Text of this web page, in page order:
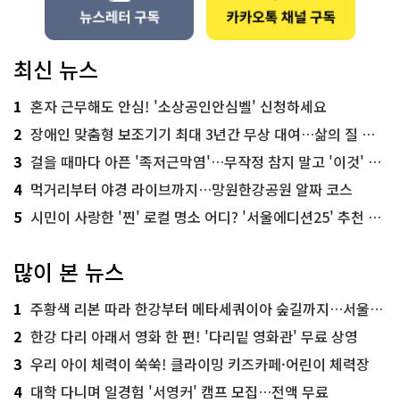
최신 뉴스
1 혼자 근무해도 안심! '소상공인안심벨' 신청하세요
2 장애인 맞춤형 보조기기 최대 3년간 무상 대여…삶의 질 높인다
3 걸을 때마다 아픈 '족저근막염'…무작정 참지 말고 '이것' 해보세요!
4 먹거리부터 야경 라이브까지…망원한강공원 알짜 코스
5 시민이 사랑한 '찐' 로컬 명소 어디? '서울에디션25' 추천 코스
많이 본 뉴스
1 주황색 리본 따라 한강부터 메타세쿼이아 숲길까지…서울둘레길 15코스
2 한강 다리 아래서 영화 한 편! '다리밑 영화관' 무료 상영
3 우리 아이 체력이 쑥쑥! 클라이밍 키즈카페·어린이 체력장
4 대학 다니며 일경험 '서영커' 캠프 모집…전액 무료